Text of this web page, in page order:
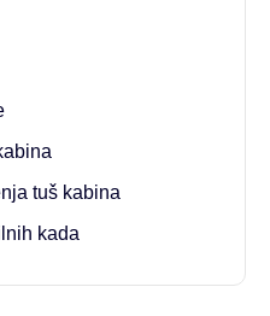
tuš kabina
kada